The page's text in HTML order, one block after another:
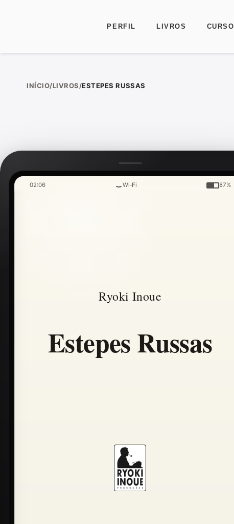
PERFIL LIVROS CURSO
INÍCIO/LIVROS/ESTEPES RUSSAS
02:06 Wi‑Fi 87%
Ryoki Inoue
Estepes Russas